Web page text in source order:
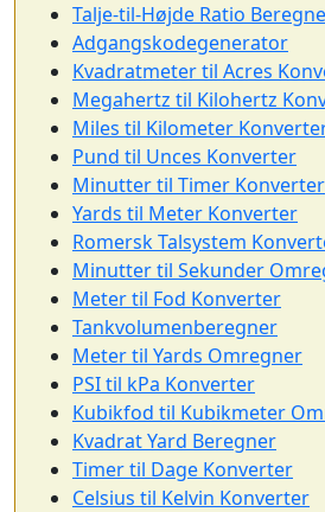
Talje-til-Højde Ratio
Adgangskodegenerator
Kvadratmeter til Acres
Megahertz til Kilohertz
Miles til Kilometer
Pund til Unces Konverter
Minutter til Timer Konverter
Yards til Meter Konverter
Romersk Talsystem
Minutter til Sekunder
Meter til Fod Konverter
Tankvolumenberegner
Meter til Yards Omregner
PSI til kPa Konverter
Kubikfod til Kubikmeter
Kvadrat Yard Beregner
Timer til Dage Konverter
Celsius til Kelvin Konverter